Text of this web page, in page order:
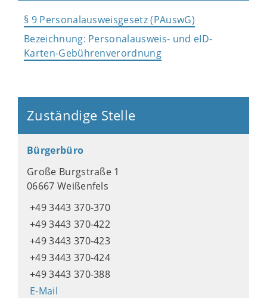
§ 9 Personalausweisgesetz (PAuswG)
Bezeichnung: Personalausweis- und eID-
Karten-Gebührenverordnung
Zuständige Stelle
Bürgerbüro
Große Burgstraße 1
06667 Weißenfels
+49 3443 370-370
+49 3443 370-422
+49 3443 370-423
+49 3443 370-424
+49 3443 370-388
E-Mail